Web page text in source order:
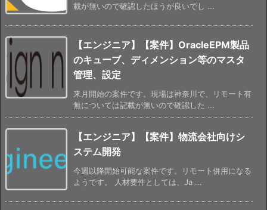
載が無いので確認したほうが良いでし ...
【エンジニア】【案件】OracleEPM製品
のキューブ、ディメンション等のマスタ
管理、設定
来月開始の案件です。現場は神奈川で、リモート有
無については記載が無いので確認した ...
【エンジニア】【案件】物流会社向けシ
ステム開発
今週以降開始可能な案件です。リモート併用になる
ようです。 人材要件としては、Ja ...